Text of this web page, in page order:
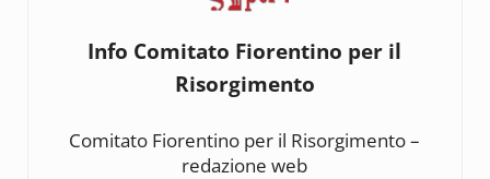
Info Comitato Fiorentino per il
Risorgimento
Comitato Fiorentino per il Risorgimento –
redazione web